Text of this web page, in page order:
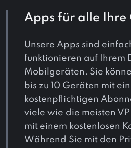
Apps für alle Ihre
Unsere Apps sind
funktionieren auf Ihrem
Mobilgeräten. Sie
bis zu 10 Geräten mit
kostenpflichtigen
viele wie die meisten
mit einem kostenlosen
Während Sie mit den